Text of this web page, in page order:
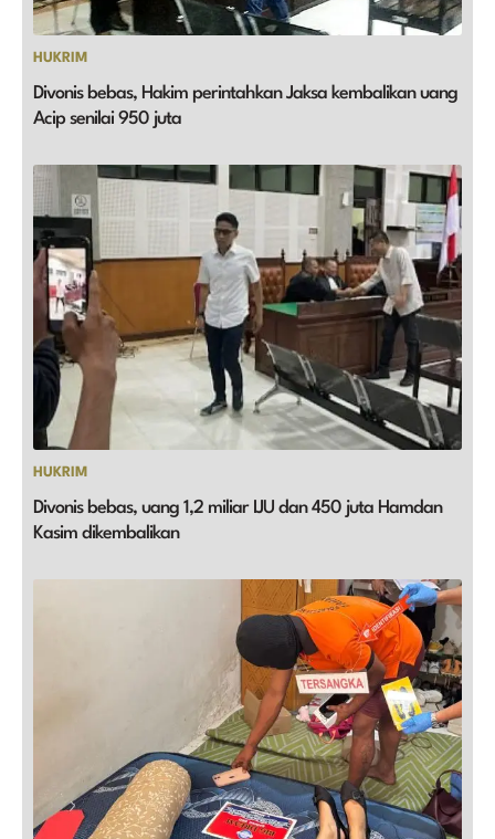
HUKRIM
Divonis bebas, Hakim perintahkan Jaksa kembalikan uang
Acip senilai 950 juta
HUKRIM
Divonis bebas, uang 1,2 miliar IJU dan 450 juta Hamdan
Kasim dikembalikan